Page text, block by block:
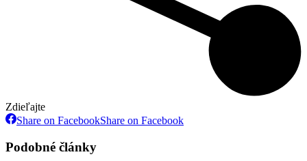
Zdieľajte
Share on FacebookShare on Facebook
Podobné články